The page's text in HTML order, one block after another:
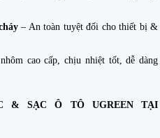
– An toàn tuyệt đối cho thiết bị &
cao cấp, chịu nhiệt tốt, dễ dàng
& SẠC Ô TÔ UGREEN TẠI